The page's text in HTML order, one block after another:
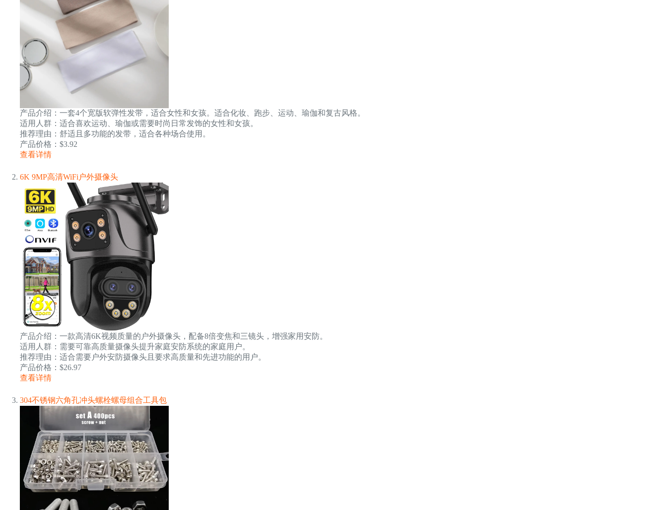
产品介绍：一套4个宽版软弹性发带，适合女性和女孩。适合化妆、跑步、运动、瑜伽和复古风格。
适用人群：适合喜欢运动、瑜伽或需要时尚日常发饰的女性和女孩。
推荐理由：舒适且多功能的发带，适合各种场合使用。
产品价格：$3.92
查看详情
6K 9MP高清WiFi户外摄像头
产品介绍：一款高清6K视频质量的户外摄像头，配备8倍变焦和三镜头，增强家用安防。
适用人群：需要可靠高质量摄像头提升家庭安防系统的家庭用户。
推荐理由：适合需要户外安防摄像头且要求高质量和先进功能的用户。
产品价格：$26.97
查看详情
304不锈钢六角孔冲头螺栓螺母组合工具包